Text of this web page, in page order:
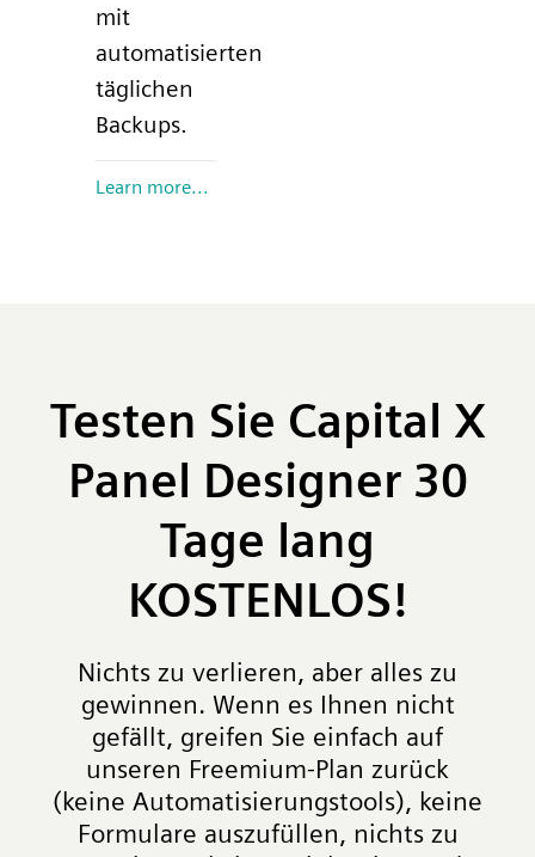
mit
automatisierten
täglichen
Backups.
Learn more...
Testen Sie Capital X
Panel Designer 30
Tage lang
KOSTENLOS!
Nichts zu verlieren, aber alles zu
gewinnen. Wenn es Ihnen nicht
gefällt, greifen Sie einfach auf
unseren Freemium-Plan zurück
(keine Automatisierungstools), keine
Formulare auszufüllen, nichts zu